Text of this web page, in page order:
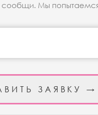
сообщи. Мы